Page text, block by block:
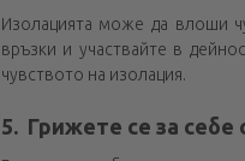
Изолацията може да влоши
връзки и участвайте в
чувството на изолация.
5. Грижете се за себе